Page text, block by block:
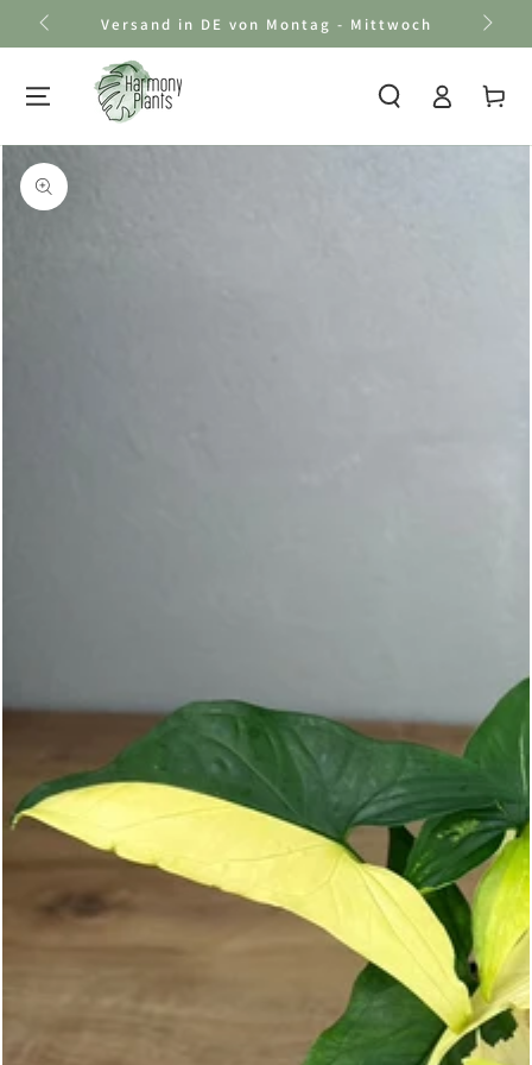
Zum Inhalt
springenVersand in DE von Montag - Mittwoch
Einloggen
Zu den
Produktinformationen
springen